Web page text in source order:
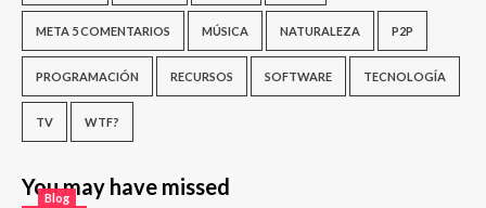
META 5 COMENTARIOS MÚSICA NATURALEZA P2P
PROGRAMACIÓN RECURSOS SOFTWARE TECNOLOGÍA
TV WTF?
You may have missed
Blog